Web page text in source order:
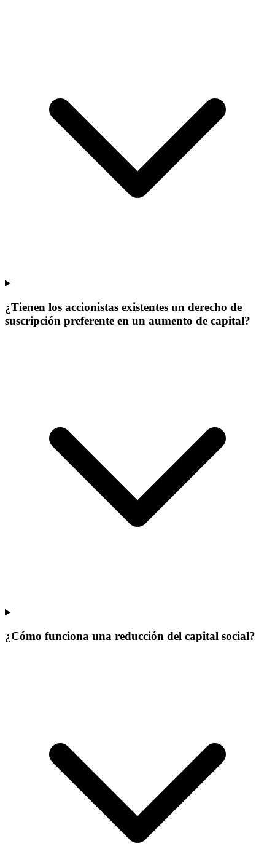
¿Tienen los accionistas existentes un derecho de
suscripción preferente en un aumento de capital?
¿Cómo funciona una reducción del capital social?